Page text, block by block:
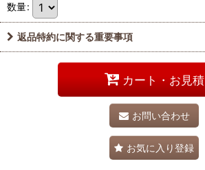
数量:
返品特約に関する重要事項
カート・お見積
お問い合わせ
お気に入り登録